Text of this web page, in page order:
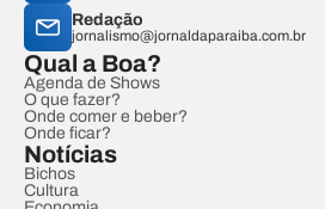
Redação
jornalismo@jornaldaparaiba.com.br
Qual a Boa?
Agenda de Shows
O que fazer?
Onde comer e beber?
Onde ficar?
Notícias
Bichos
Cultura